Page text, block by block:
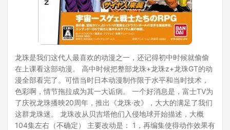
龙珠是我们这代人最喜欢的动漫之一，还记得初中时候就偷偷
在上课看这部动漫。 高中时候把整部龙珠+龙珠z+龙珠GT的动
漫全部看完了。可惜当时日本动漫制作限于水平和当时技术，
色彩啊，情节拖拉成为其一大诟病。 一个好消息是，富士TV为
了庆祝龙珠播映20周年，推出《龙珠·改》，大大的满足了我们
这群龙珠迷。 龙珠改从贝吉塔他们入侵地球开始描述，大概
104集左右（不确定） 主要改动是： 1，再编集使得动作效果有